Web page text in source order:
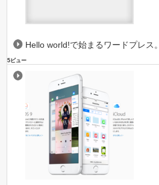
Hello world!で始まるワードプレス。
5ビュー